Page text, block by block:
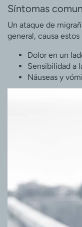
Síntomas
Un ataque de
general, causa estos
Dolor en un
Sensibilidad a
Náuseas y